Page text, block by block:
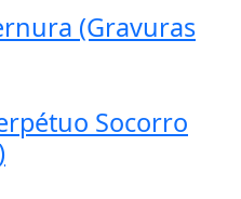
(Gravuras
Socorro